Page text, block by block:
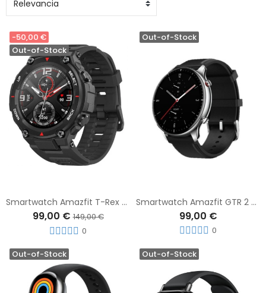
-50,00 €
Out-of-Stock
Smartwatch Amazfit T-Rex Negro
99,00 €149,00 €
0
Out-of-Stock
Smartwatch Amazfit GTR 2 46MM Obsidian BLack Classic Edition
99,00 €
0
Out-of-Stock Out-of-Stock